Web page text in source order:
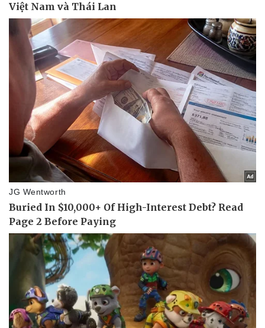
Sức khỏe
Dinh dưỡng - món ngon
Cây thuốc
Sản phụ khoa
Nhi khoa
Nam khoa
Làm đẹp - giảm cân
Phòng mạch online
Ăn sạch sống khỏe
Nhà đẹp